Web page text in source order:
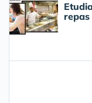
repas